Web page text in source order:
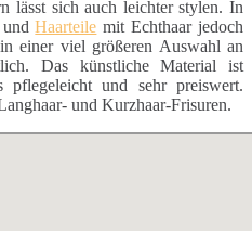
lässt sich auch leichter stylen. In
undHaarteile mit Echthaar jedoch
einer viel größeren Auswahl an
Das künstliche Material ist
pflegeleicht und sehr preiswert.
und Kurzhaar-Frisuren.